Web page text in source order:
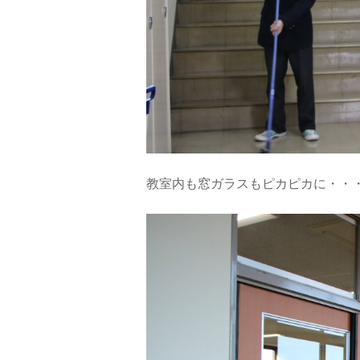
教室内も窓ガラスもピカピカに・・